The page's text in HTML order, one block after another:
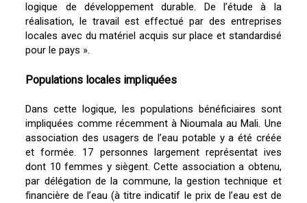
logique de développement durable. De l’étude à la
réalisation, le travail est effectué par des entreprises
locales avec du matériel acquis sur place et standardisé
pour le pays ».
Populations locales impliquées
Dans cette logique, les populations bénéficiaires sont
impliquées comme récemment à Nioumala au Mali. Une
association des usagers de l’eau potable y a été créée
et formée. 17 personnes largement représentat ives
dont 10 femmes y siègent. Cette association a obtenu,
par délégation de la commune, la gestion technique et
financière de l’eau (à titre indicatif le prix de l’eau est de